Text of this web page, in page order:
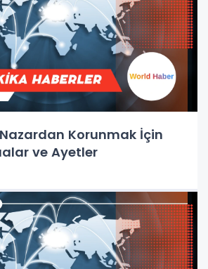
Nazardan Korunmak İçin
ve Ayetler